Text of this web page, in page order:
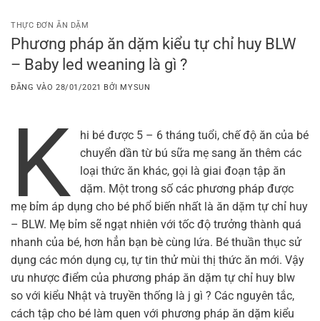
qua
nội
dung
THỰC ĐƠN ĂN DẶM
Phương pháp ăn dặm kiểu tự chỉ huy BLW
– Baby led weaning là gì ?
ĐĂNG VÀO28/01/2021 BỞI MYSUN
K
hi bé được 5 – 6 tháng tuổi, chế độ ăn của bé
chuyển dần từ bú sữa mẹ sang ăn thêm các
loại thức ăn khác, gọi là giai đoạn tập ăn
dặm. Một trong số các phương pháp được
mẹ bỉm áp dụng cho bé phổ biến nhất là ăn dặm tự chỉ huy
– BLW. Mẹ bỉm sẽ ngạt nhiên với tốc độ trưởng thành quá
nhanh của bé, hơn hẳn bạn bè cùng lứa. Bé thuần thục sử
dụng các món dụng cụ, tự tin thử mùi thị thức ăn mới. Vậy
ưu nhược điểm của phương pháp ăn dặm tự chỉ huy blw
so với kiểu Nhật và truyền thống là j gì ? Các nguyên tắc,
cách tập cho bé làm quen với phương pháp ăn dặm kiểu